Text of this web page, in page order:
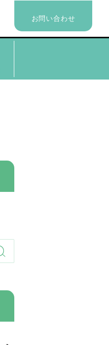
お問い合わせ